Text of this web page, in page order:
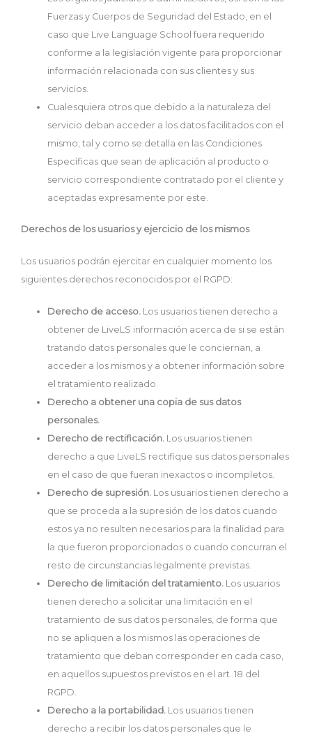
Fuerzas y Cuerpos de Seguridad del Estado, en el
caso que Live Language School fuera requerido
conforme a la legislación vigente para proporcionar
información relacionada con sus clientes y sus
servicios.
Cualesquiera otros que debido a la naturaleza del
servicio deban acceder a los datos facilitados con el
mismo, tal y como se detalla en las Condiciones
Específicas que sean de aplicación al producto o
servicio correspondiente contratado por el cliente y
aceptadas expresamente por este.
Derechos de los usuarios y ejercicio de los mismos
Los usuarios podrán ejercitar en cualquier momento los
siguientes derechos reconocidos por el RGPD:
Derecho de acceso. Los usuarios tienen derecho a
obtener de LiveLS información acerca de si se están
tratando datos personales que le conciernan, a
acceder a los mismos y a obtener información sobre
el tratamiento realizado.
Derecho a obtener una copia de sus datos
personales.
Derecho de rectificación. Los usuarios tienen
derecho a que LiveLS rectifique sus datos personales
en el caso de que fueran inexactos o incompletos.
Derecho de supresión. Los usuarios tienen derecho a
que se proceda a la supresión de los datos cuando
estos ya no resulten necesarios para la finalidad para
la que fueron proporcionados o cuando concurran el
resto de circunstancias legalmente previstas.
Derecho de limitación del tratamiento. Los usuarios
tienen derecho a solicitar una limitación en el
tratamiento de sus datos personales, de forma que
no se apliquen a los mismos las operaciones de
tratamiento que deban corresponder en cada caso,
en aquellos supuestos previstos en el art. 18 del
RGPD.
Derecho a la portabilidad. Los usuarios tienen
derecho a recibir los datos personales que le